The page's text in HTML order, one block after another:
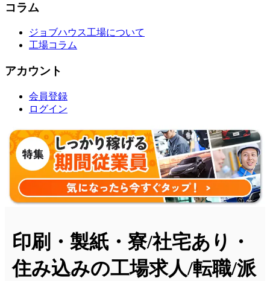
コラム
ジョブハウス工場について
工場コラム
アカウント
会員登録
ログイン
印刷・製紙・寮/社宅あり・
住み込みの工場求人/転職/派